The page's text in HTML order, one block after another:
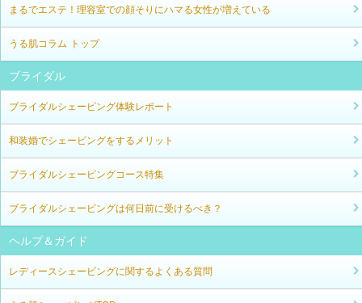
まるでエステ！理容室での顔そりにハマる女性が増えている
うる肌コラム トップ
ブライダル
ブライダルシェービング体験レポート
和装婚でシェービングをするメリット
ブライダルシェービングコース特集
ブライダルシェービングは何日前に受けるべき？
ヘルプ＆ガイド
レディースシェービングに関するよくある質問